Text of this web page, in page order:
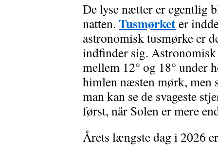
De lyse nætter er egentlig
natten. Tusmørketer
astronomisk tusmørke er
indfinder sig.
mellem 12° og 18° under
himlen næsten mørk, men
man kan se de svageste
først, når Solen er mere
Årets længste dag i 2026